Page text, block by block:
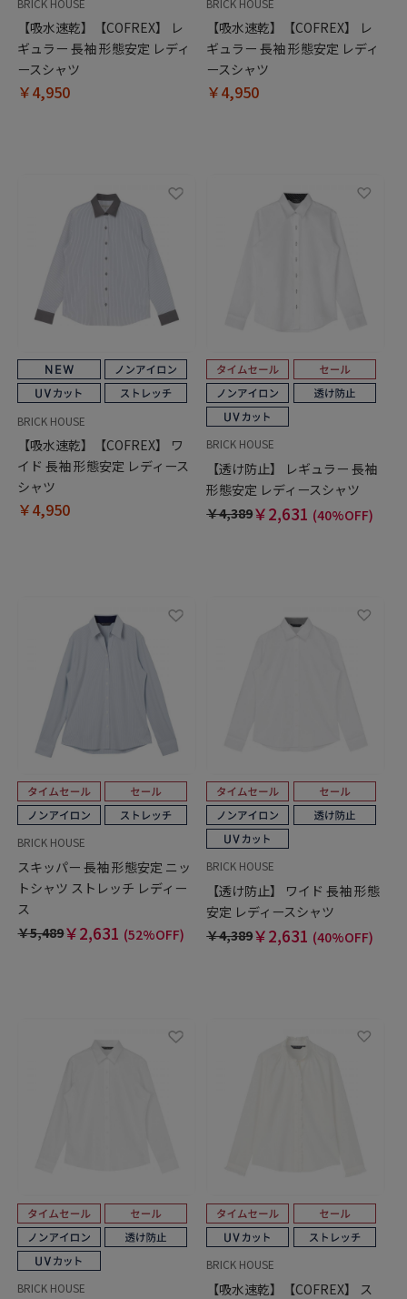
【吸水速乾】【COFREX】 レ
ギュラー 長袖 形態安定 レディ
ースシャツ
￥4,950
【吸水速乾】【COFREX】 レ
ギュラー 長袖 形態安定 レディ
ースシャツ
￥4,950
BRICK HOUSE
【吸水速乾】【COFREX】 ワ
イド 長袖 形態安定 レディース
シャツ
￥4,950
BRICK HOUSE
【透け防止】 レギュラー 長袖
形態安定 レディースシャツ
￥4,389￥2,631 (40%OFF)
BRICK HOUSE
スキッパー 長袖 形態安定 ニッ
トシャツ ストレッチ レディー
ス
￥5,489￥2,631 (52%OFF)
BRICK HOUSE
【透け防止】 ワイド 長袖 形態
安定 レディースシャツ
￥4,389￥2,631 (40%OFF)
BRICK HOUSE
BRICK HOUSE
【吸水速乾】【COFREX】 ス